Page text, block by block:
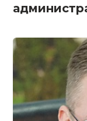
Бюджет